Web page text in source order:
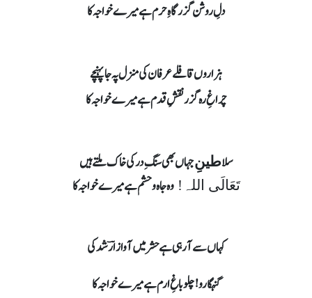
دلِ روشن گزر گاہِ حرم ہے میرے خواجہ کا
ہزاروں قافلے عرفان کی منزل پہ جا پہنچے
چراغِ رہ گزر نقشِ قدم ہے میرے خواجہ کا
سلاطینِجہاں بھی سنگِ در کی خاک ملتے ہیں
تَعَالَی اللہ!وہ جاہ وحشم ہے میرے خواجہ کا
کہاں سے آ رہی ہے حشر میں آواز ارؔشد کی
گنہگارو! چلو باغِ ارم ہے میرے خواجہ کا